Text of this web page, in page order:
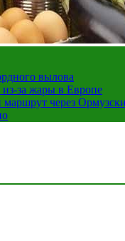
вылова
из-за жары в Европе
через